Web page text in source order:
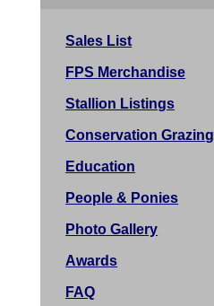
Sales List
FPS Merchandise
Stallion Listings
Conservation Grazing
Education
People & Ponies
Photo Gallery
Awards
FAQ